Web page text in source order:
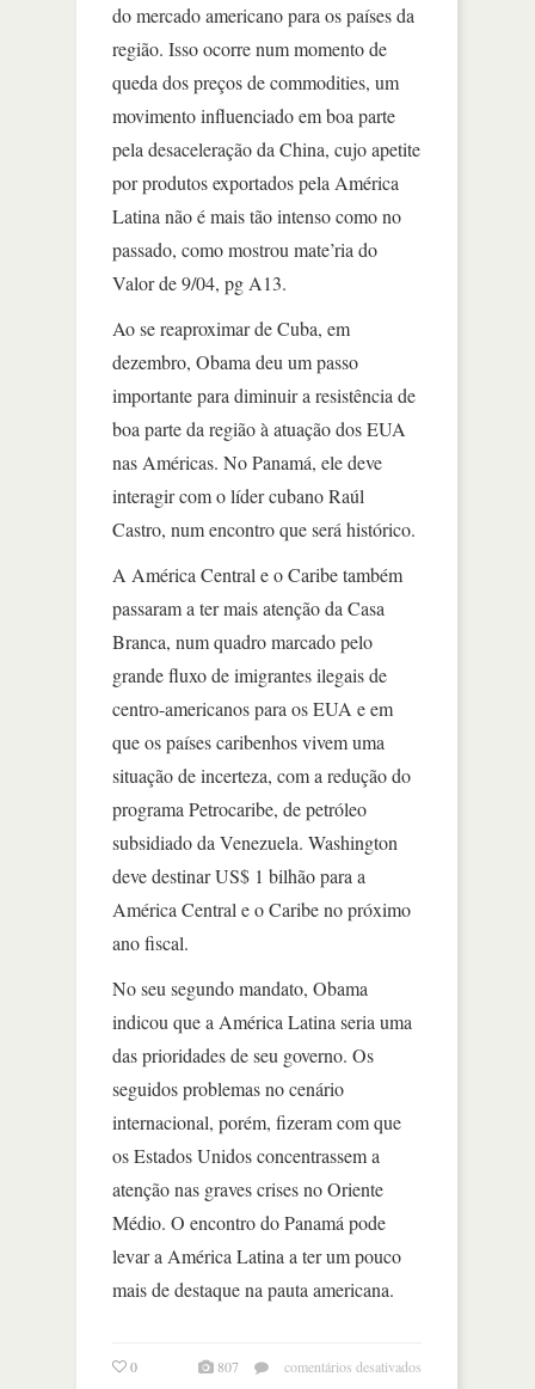
do mercado americano para os países da
região. Isso ocorre num momento de
queda dos preços de commodities, um
movimento influenciado em boa parte
pela desaceleração da China, cujo apetite
por produtos exportados pela América
Latina não é mais tão intenso como no
passado, como mostrou mate’ria do
Valor de 9/04, pg A13.
Ao se reaproximar de Cuba, em
dezembro, Obama deu um passo
importante para diminuir a resistência de
boa parte da região à atuação dos EUA
nas Américas. No Panamá, ele deve
interagir com o líder cubano Raúl
Castro, num encontro que será histórico.
A América Central e o Caribe também
passaram a ter mais atenção da Casa
Branca, num quadro marcado pelo
grande fluxo de imigrantes ilegais de
centro-americanos para os EUA e em
que os países caribenhos vivem uma
situação de incerteza, com a redução do
programa Petrocaribe, de petróleo
subsidiado da Venezuela. Washington
deve destinar US$ 1 bilhão para a
América Central e o Caribe no próximo
ano fiscal.
No seu segundo mandato, Obama
indicou que a América Latina seria uma
das prioridades de seu governo. Os
seguidos problemas no cenário
internacional, porém, fizeram com que
os Estados Unidos concentrassem a
atenção nas graves crises no Oriente
Médio. O encontro do Panamá pode
levar a América Latina a ter um pouco
mais de destaque na pauta americana.
0 807 comentários desativados